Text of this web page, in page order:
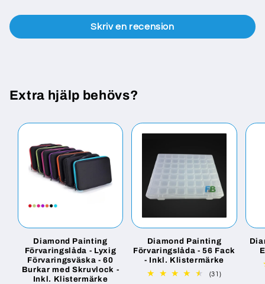
Skriv en recension
Extra hjälp behövs?
Diamond Painting
Förvaringslåda - Lyxig
Förvaringsväska - 60
Burkar med Skruvlock -
Inkl. Klistermärke
Diamond Painting
Förvaringslåda - 56 Fack
- Inkl. Klistermärke
(31)31